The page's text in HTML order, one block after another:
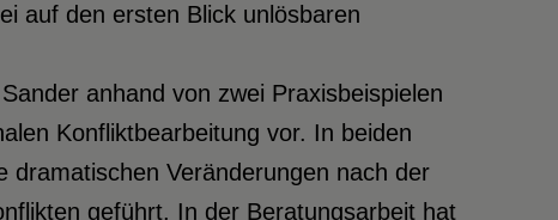
auf den ersten Blick unlösbaren
anhand von zwei Praxisbeispielen
Konfliktbearbeitung vor. In beiden
Veränderungen nach der
geführt. In der Beratungsarbeit hat